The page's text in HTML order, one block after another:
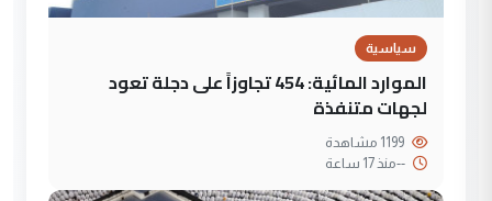
سياسية
الموارد المائية: 454 تجاوزاً على دجلة تعود
لجهات متنفذة
--منذ 17 ساعة